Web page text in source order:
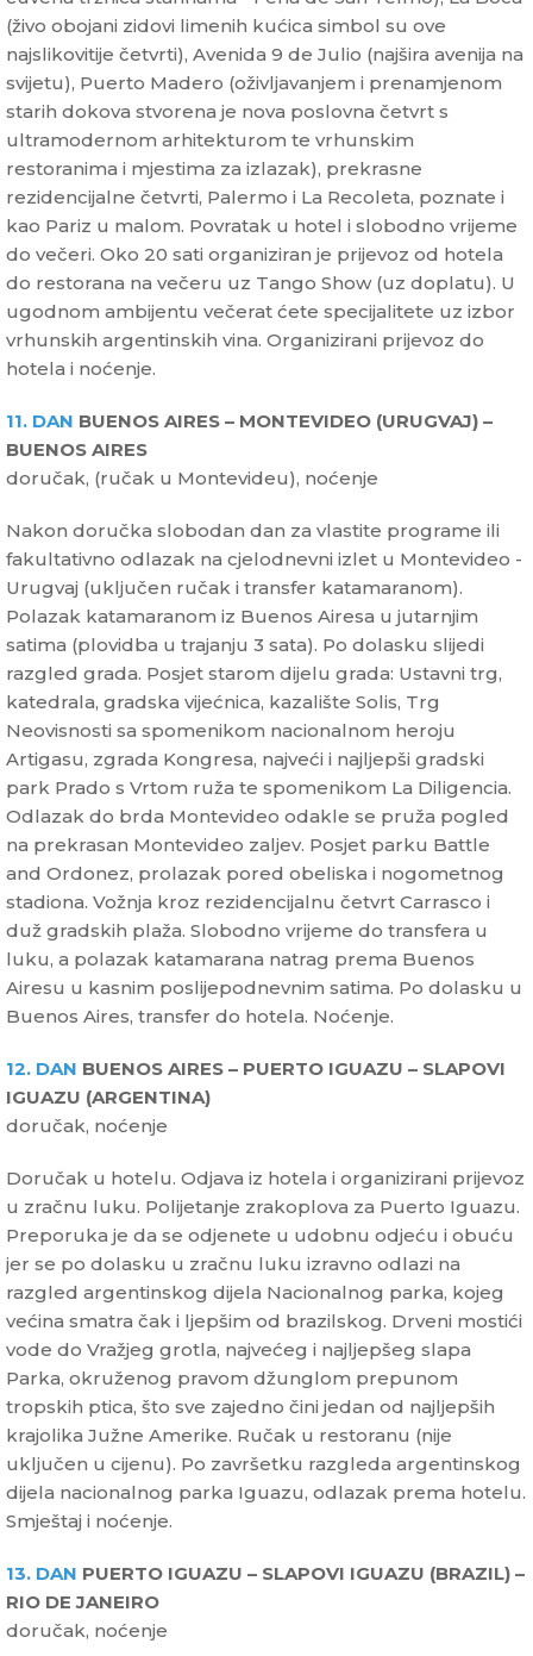
(živo obojani zidovi limenih kućica simbol su ove
najslikovitije četvrti), Avenida 9 de Julio (najšira avenija na
svijetu), Puerto Madero (oživljavanjem i prenamjenom
starih dokova stvorena je nova poslovna četvrt s
ultramodernom arhitekturom te vrhunskim
restoranima i mjestima za izlazak), prekrasne
rezidencijalne četvrti, Palermo i La Recoleta, poznate i
kao Pariz u malom. Povratak u hotel i slobodno vrijeme
do večeri. Oko 20 sati organiziran je prijevoz od hotela
do restorana na večeru uz Tango Show (uz doplatu). U
ugodnom ambijentu večerat ćete specijalitete uz izbor
vrhunskih argentinskih vina. Organizirani prijevoz do
hotela i noćenje.
11. DAN BUENOS AIRES – MONTEVIDEO (URUGVAJ) –
BUENOS AIRES
doručak, (ručak u Montevideu), noćenje
Nakon doručka slobodan dan za vlastite programe ili
fakultativno odlazak na cjelodnevni izlet u Montevideo -
Urugvaj (uključen ručak i transfer katamaranom).
Polazak katamaranom iz Buenos Airesa u jutarnjim
satima (plovidba u trajanju 3 sata). Po dolasku slijedi
razgled grada. Posjet starom dijelu grada: Ustavni trg,
katedrala, gradska vijećnica, kazalište Solis, Trg
Neovisnosti sa spomenikom nacionalnom heroju
Artigasu, zgrada Kongresa, najveći i najljepši gradski
park Prado s Vrtom ruža te spomenikom La Diligencia.
Odlazak do brda Montevideo odakle se pruža pogled
na prekrasan Montevideo zaljev. Posjet parku Battle
and Ordonez, prolazak pored obeliska i nogometnog
stadiona. Vožnja kroz rezidencijalnu četvrt Carrasco i
duž gradskih plaža. Slobodno vrijeme do transfera u
luku, a polazak katamarana natrag prema Buenos
Airesu u kasnim poslijepodnevnim satima. Po dolasku u
Buenos Aires, transfer do hotela. Noćenje.
12. DAN BUENOS AIRES – PUERTO IGUAZU – SLAPOVI
IGUAZU (ARGENTINA)
doručak, noćenje
Doručak u hotelu. Odjava iz hotela i organizirani prijevoz
u zračnu luku. Polijetanje zrakoplova za Puerto Iguazu.
Preporuka je da se odjenete u udobnu odjeću i obuću
jer se po dolasku u zračnu luku izravno odlazi na
razgled argentinskog dijela Nacionalnog parka, kojeg
većina smatra čak i ljepšim od brazilskog. Drveni mostići
vode do Vražjeg grotla, najvećeg i najljepšeg slapa
Parka, okruženog pravom džunglom prepunom
tropskih ptica, što sve zajedno čini jedan od najljepših
krajolika Južne Amerike. Ručak u restoranu (nije
uključen u cijenu). Po završetku razgleda argentinskog
dijela nacionalnog parka Iguazu, odlazak prema hotelu.
Smještaj i noćenje.
13. DAN PUERTO IGUAZU – SLAPOVI IGUAZU (BRAZIL) –
RIO DE JANEIRO
doručak, noćenje